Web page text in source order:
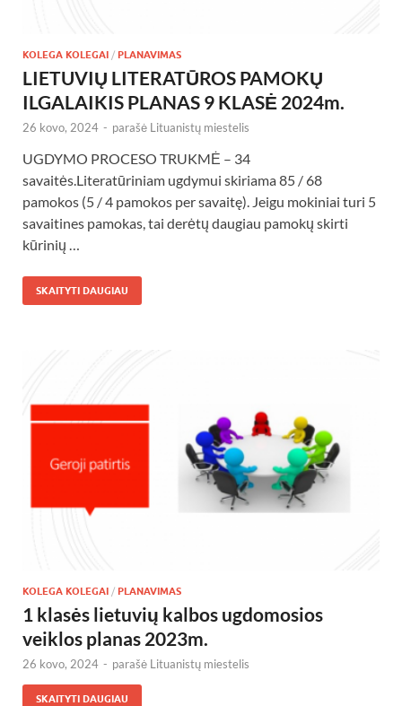
KOLEGA KOLEGAI / PLANAVIMAS
LIETUVIŲ LITERATŪROS PAMOKŲ
ILGALAIKIS PLANAS 9 KLASĖ 2024m.
26 kovo, 2024 - parašė Lituanistų miestelis
UGDYMO PROCESO TRUKMĖ – 34
savaitės.Literatūriniam ugdymui skiriama 85 / 68
pamokos (5 / 4 pamokos per savaitę). Jeigu mokiniai turi 5
savaitines pamokas, tai derėtų daugiau pamokų skirti
kūrinių …
SKAITYTI DAUGIAU
KOLEGA KOLEGAI / PLANAVIMAS
1 klasės lietuvių kalbos ugdomosios
veiklos planas 2023m.
26 kovo, 2024 - parašė Lituanistų miestelis
SKAITYTI DAUGIAU